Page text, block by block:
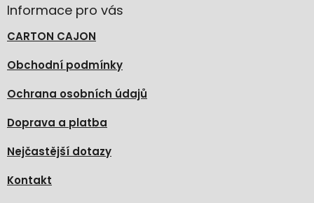
Informace pro vás
CARTON CAJON
Obchodní podmínky
Ochrana osobních údajů
Doprava a platba
Nejčastější dotazy
Kontakt